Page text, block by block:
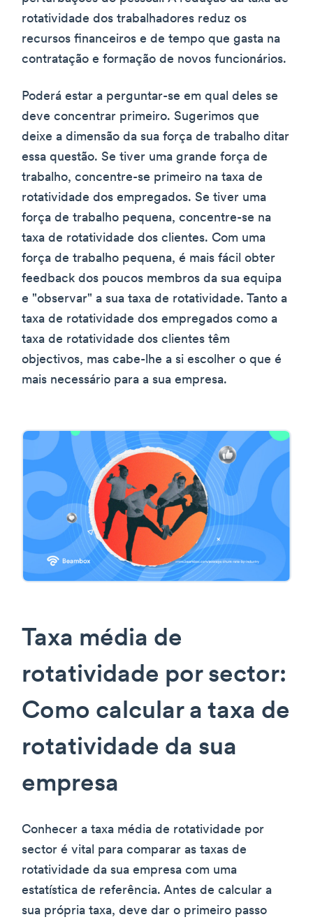
rotatividade dos trabalhadores reduz os
recursos financeiros e de tempo que gasta na
contratação e formação de novos funcionários.
Poderá estar a perguntar-se em qual deles se
deve concentrar primeiro. Sugerimos que
deixe a dimensão da sua força de trabalho ditar
essa questão. Se tiver uma grande força de
trabalho, concentre-se primeiro na taxa de
rotatividade dos empregados. Se tiver uma
força de trabalho pequena, concentre-se na
taxa de rotatividade dos clientes. Com uma
força de trabalho pequena, é mais fácil obter
feedback dos poucos membros da sua equipa
e "observar" a sua taxa de rotatividade. Tanto a
taxa de rotatividade dos empregados como a
taxa de rotatividade dos clientes têm
objectivos, mas cabe-lhe a si escolher o que é
mais necessário para a sua empresa.
Taxa média de
rotatividade por sector:
Como calcular a taxa de
rotatividade da sua
empresa
Conhecer a taxa média de rotatividade por
sector é vital para comparar as taxas de
rotatividade da sua empresa com uma
estatística de referência. Antes de calcular a
sua própria taxa, deve dar o primeiro passo